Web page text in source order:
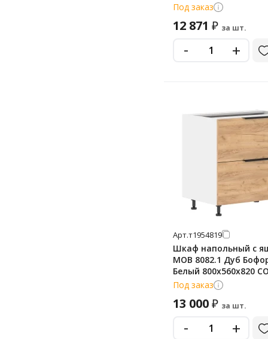
Под заказ
12 871 ₽ за шт.
- +
Арт.т1954819
Шкаф напольный с
MOB 8082.1 Дуб
Белый 800х560х820
Под заказ
13 000₽ за шт.
- +